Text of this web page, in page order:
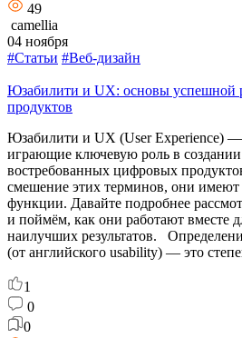
49
camellia
04 ноября
#Статьи #Веб-дизайн
Юзабилити и UX: основы успешной
продуктов
Юзабилити и UX (User Experience)
играющие ключевую роль в
востребованных цифровых
смешение этих терминов, они имеют
функции. Давайте подробнее
и поймём, как они работают вместе
наилучших результатов.
(от английского usability) — это
1
0
0